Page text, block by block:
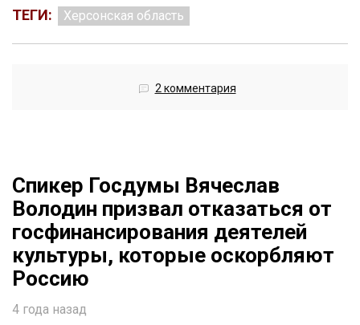
ТЕГИ: Херсонская область
2 комментария
Спикер Госдумы Вячеслав
Володин призвал отказаться от
госфинансирования деятелей
культуры, которые оскорбляют
Россию
4 года назад